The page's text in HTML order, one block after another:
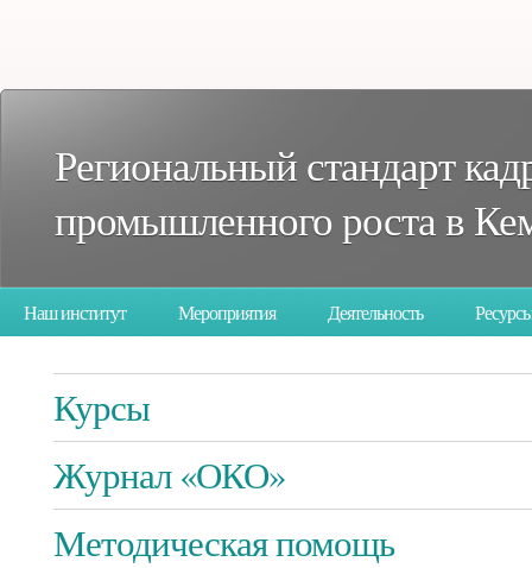
Региональный стандарт
промышленного роста в
Наш институт Мероприятия Деятельность
Курсы
Журнал «ОКО»
Методическая помощь